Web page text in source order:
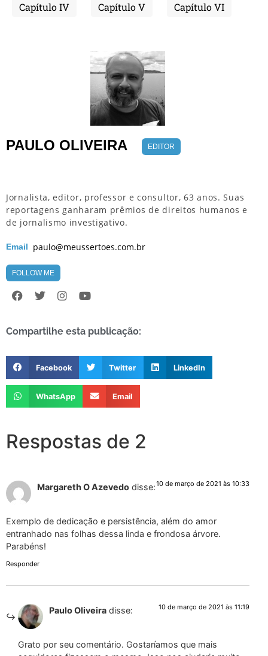
Capítulo IV Capítulo V Capítulo VI
PAULO OLIVEIRA EDITOR
Jornalista, editor, professor e consultor, 63 anos. Suas
reportagens ganharam prêmios de direitos humanos e
de jornalismo investigativo.
Email paulo@meussertoes.com.br
FOLLOW ME
Compartilhe esta publicação:
Facebook Twitter LinkedIn
WhatsApp Email
Respostas de 2
Margareth O Azevedo disse:10 de março de 2021 às 10:33
Exemplo de dedicação e persistência, além do amor
entranhado nas folhas dessa linda e frondosa árvore.
Parabéns!
Responder
Paulo Oliveira disse: 10 de março de 2021 às 11:19
Grato por seu comentário. Gostaríamos que mais